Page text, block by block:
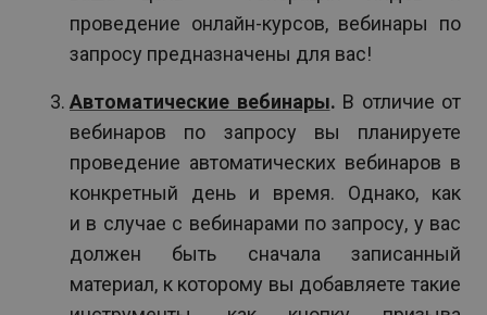
проведение онлайн-курсов, вебинары по
запросу предназначены для вас!
Автоматические вебинары. В отличие от
вебинаров по запросу вы планируете
проведение автоматических вебинаров в
конкретный день и время. Однако, как
и в случае с вебинарами по запросу, у вас
должен быть сначала записанный
материал, к которому вы добавляете такие